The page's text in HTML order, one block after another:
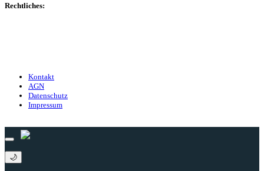
Rechtliches:
Kontakt
AGN
Datenschutz
Impressum
🌙